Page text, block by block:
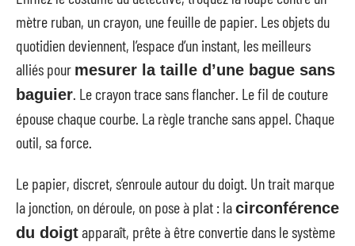
mètre ruban, un crayon, une feuille de papier. Les objets du
quotidien deviennent, l’espace d’un instant, les meilleurs
alliés pour mesurer la taille d’une bague sans
baguier . Le crayon trace sans flancher. Le fil de couture
épouse chaque courbe. La règle tranche sans appel. Chaque
outil, sa force.
Le papier, discret, s’enroule autour du doigt. Un trait marque
la jonction, on déroule, on pose à plat : lacirconférence
du doigtapparaît, prête à être convertie dans le système